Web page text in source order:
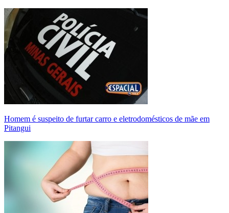
Homem é suspeito de furtar carro e eletrodomésticos de mãe em
Pitangui